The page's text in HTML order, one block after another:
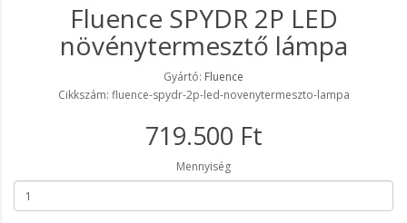
Fluence SPYDR 2P LED
növénytermesztő lámpa
Gyártó: Fluence
Cikkszám: fluence-spydr-2p-led-novenytermeszto-lampa
719.500 Ft
Mennyiség